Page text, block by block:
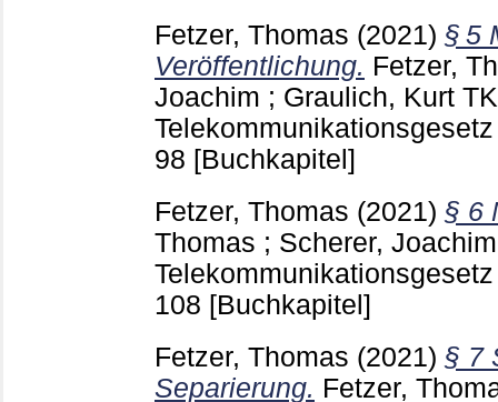
Fetzer, Thomas (2021) § 5
Veröffentlichung. Fetzer,
Joachim ; Graulich, Kurt
98 [Buchkapitel]
Fetzer, Thomas (2021) § 6
Thomas ; Scherer, Joachim
108 [Buchkapitel]
Fetzer, Thomas (2021) § 7
Separierung. Fetzer,